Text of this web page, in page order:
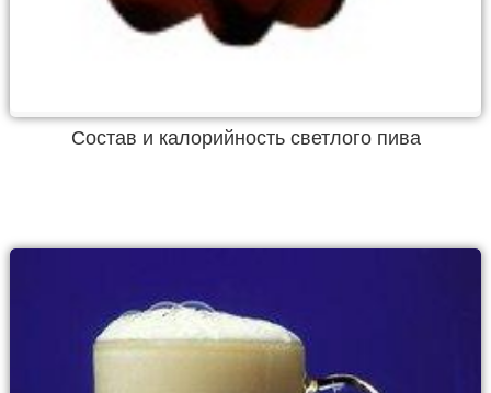
Состав и калорийность светлого пива